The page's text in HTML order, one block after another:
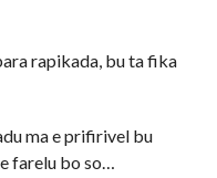
rapikada, bu ta fika
ma e prifirivel bu
farelu bo so…